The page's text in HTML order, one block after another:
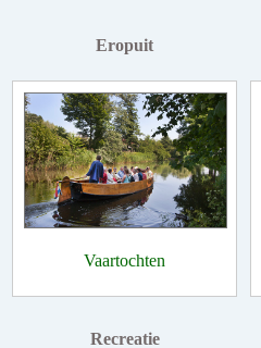
Eropuit
Vaartochten
Recreatie